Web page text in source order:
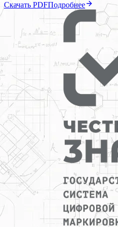
Скачать PDFПодробнее